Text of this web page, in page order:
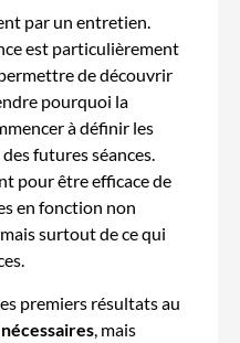
par un entretien.
est particulièrement
de découvrir
pourquoi la
à définir les
futures séances.
pour être efficace de
en fonction non
surtout de ce qui
premiers résultats au
, mais